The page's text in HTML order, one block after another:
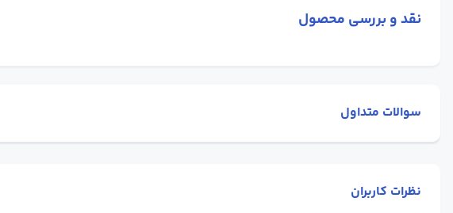
نقد و بررسی محصول
سوالات متداول
نظرات کاربران